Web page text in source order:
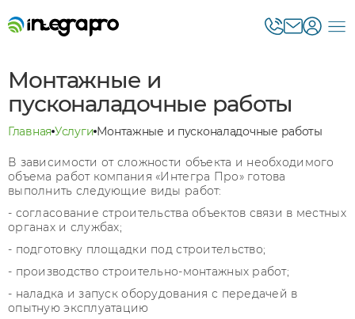
Монтажные и
пусконаладочные работы
Главная Услуги Монтажные и пусконаладочные работы
В зависимости от сложности объекта и необходимого
объема работ компания «Интегра Про» готова
выполнить следующие виды работ:
- согласование строительства объектов связи в местных
органах и службах;
- подготовку площадки под строительство;
- производство строительно-монтажных работ;
- наладка и запуск оборудования с передачей в
опытную эксплуатацию